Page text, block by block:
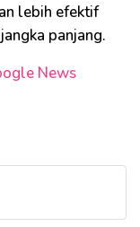
lebih efektif
panjang.
News